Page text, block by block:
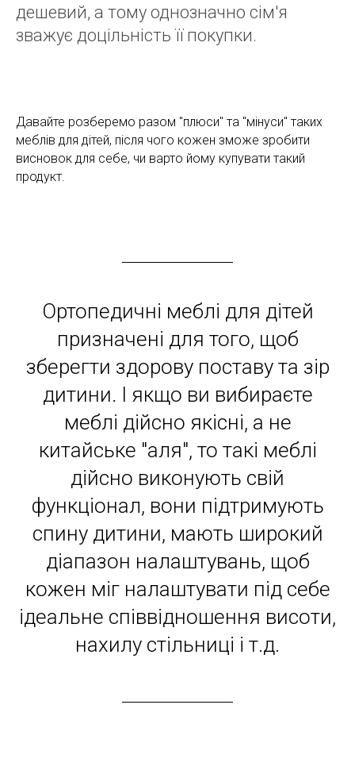
дешевий, а тому однозначно сім'я
зважує доцільність її покупки.
Давайте розберемо разом "плюси" та "мінуси" таких
меблів для дітей, після чого кожен зможе зробити
висновок для себе, чи варто йому купувати такий
продукт.
Ортопедичні меблі для дітей
призначені для того, щоб
зберегти здорову поставу та зір
дитини. І якщо ви вибираєте
меблі дійсно якісні, а не
китайське "аля", то такі меблі
дійсно виконують свій
функціонал, вони підтримують
спину дитини, мають широкий
діапазон налаштувань, щоб
кожен міг налаштувати під себе
ідеальне співвідношення висоти,
нахилу стільниці і т.д.